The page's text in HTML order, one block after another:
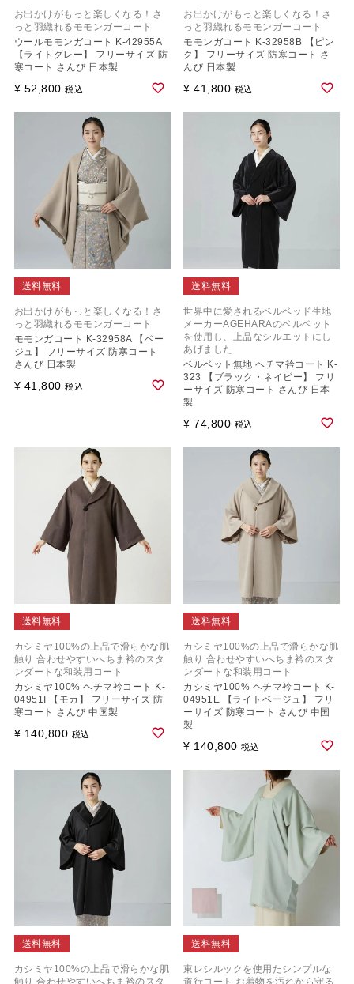
お出かけがもっと楽しくなる！さ
っと羽織れるモモンガーコート
ウールモモンガコート K-42955A
【ライトグレー】 フリーサイズ 防
寒コート さんび 日本製
¥ 52,800 税込
お出かけがもっと楽しくなる！さ
っと羽織れるモモンガーコート
モモンガコート K-32958B 【ピン
ク】 フリーサイズ 防寒コート さ
んび 日本製
¥ 41,800 税込
送料無料
お出かけがもっと楽しくなる！さ
っと羽織れるモモンガーコート
モモンガコート K-32958A 【ベー
ジュ】 フリーサイズ 防寒コート
さんび 日本製
¥ 41,800 税込
送料無料
世界中に愛されるベルベッド生地
メーカーAGEHARAのベルベット
を使用し、上品なシルエットにし
あげました
ベルベット無地 ヘチマ衿コート K-
323 【ブラック・ネイビー】 フリ
ーサイズ 防寒コート さんび 日本
製
¥ 74,800 税込
送料無料
カシミヤ100%の上品で滑らかな肌
触り 合わせやすいへちま衿のスタ
ンダートな和装用コート
カシミヤ100% ヘチマ衿コート K-
04951I 【モカ】 フリーサイズ 防
寒コート さんび 中国製
¥ 140,800 税込
送料無料
カシミヤ100%の上品で滑らかな肌
触り 合わせやすいへちま衿のスタ
ンダートな和装用コート
カシミヤ100% ヘチマ衿コート K-
04951E 【ライトベージュ】 フリ
ーサイズ 防寒コート さんび 中国
製
¥ 140,800 税込
送料無料
カシミヤ100%の上品で滑らかな肌
触り 合わせやすいへちま衿のスタ
送料無料
東レシルックを使用たシンプルな
道行コート お着物を汚れから守る